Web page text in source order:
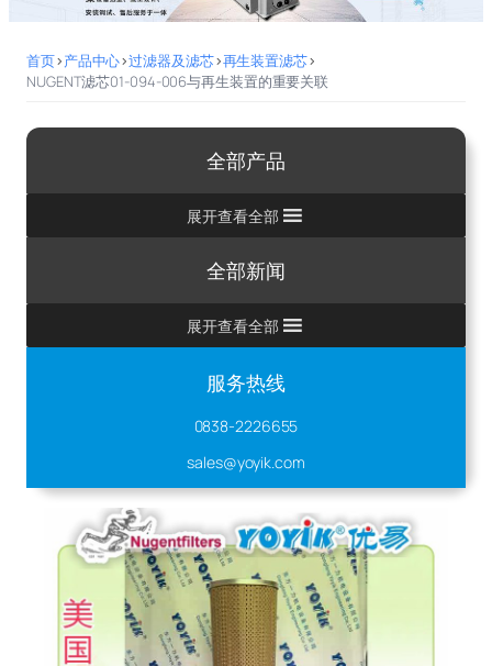
首页>产品中心>过滤器及滤芯>再生装置滤芯>
NUGENT滤芯01-094-006与再生装置的重要关联
全部产品
展开查看全部
全部新闻
展开查看全部
服务热线
0838-2226655
sales@yoyik.com